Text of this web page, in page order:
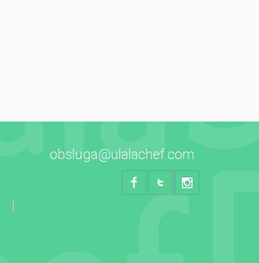
obsluga@ulalachef.com